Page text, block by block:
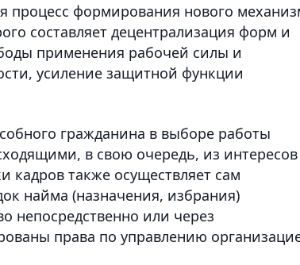
процесс формирования нового
составляет децентрализация форм и
применения рабочей силы и
усиление защитной функции
гражданина в выборе работы
в свою очередь, из интересов
кадров также осуществляет сам
найма (назначения, избрания)
непосредственно или через
права по управлению